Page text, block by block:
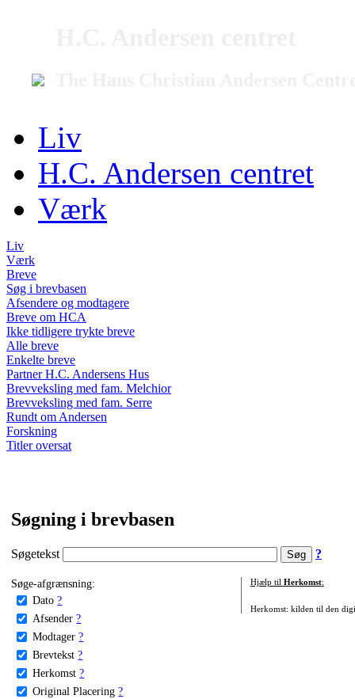
Liv
H.C. Andersen centret
Værk
Liv
Værk
Breve
Søg i brevbasen
Afsendere og modtagere
Breve om HCA
Ikke tidligere trykte breve
Alle breve
Enkelte breve
Partner H.C. Andersens Hus
Brevveksling med fam. Melchior
Brevveksling med fam. Serre
Rundt om Andersen
Forskning
Titler oversat
Søgning i brevbasen
Søgetekst ?
Søge-afgrænsning:
Dato ?
Afsender ?
Modtager ?
Brevtekst ?
Herkomst ?
Original Placering ?
Hjælp til Herkomst:
Herkomst: kilden til den